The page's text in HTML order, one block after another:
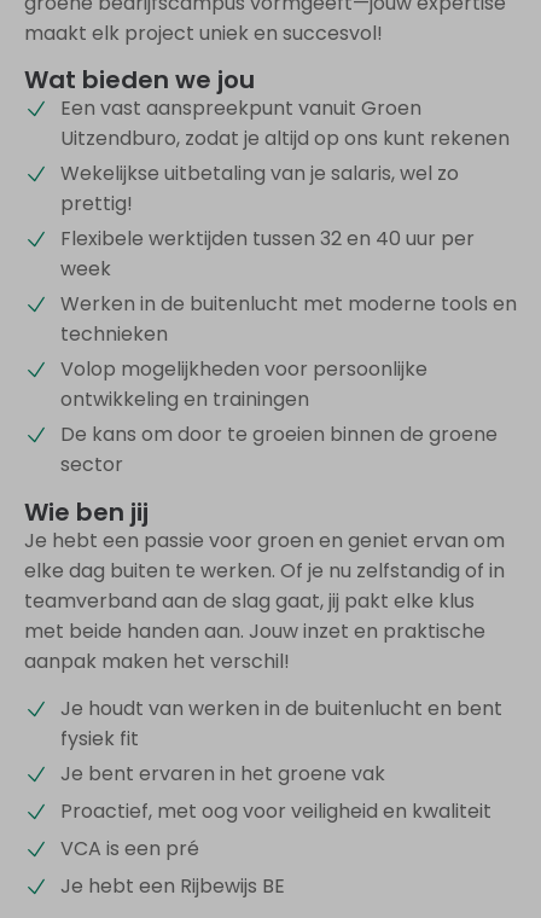
maakt elk project uniek en succesvol!
Wat bieden we jou
Een vast aanspreekpunt vanuit Groen
Uitzendburo, zodat je altijd op ons kunt rekenen
Wekelijkse uitbetaling van je salaris, wel zo
prettig!
Flexibele werktijden tussen 32 en 40 uur per
week
Werken in de buitenlucht met moderne tools en
technieken
Volop mogelijkheden voor persoonlijke
ontwikkeling en trainingen
De kans om door te groeien binnen de groene
sector
Wie ben jij
Je hebt een passie voor groen en geniet ervan om
elke dag buiten te werken. Of je nu zelfstandig of in
teamverband aan de slag gaat, jij pakt elke klus
met beide handen aan. Jouw inzet en praktische
aanpak maken het verschil!
Je houdt van werken in de buitenlucht en bent
fysiek fit
Je bent ervaren in het groene vak
Proactief, met oog voor veiligheid en kwaliteit
VCA is een pré
Je hebt een Rijbewijs BE